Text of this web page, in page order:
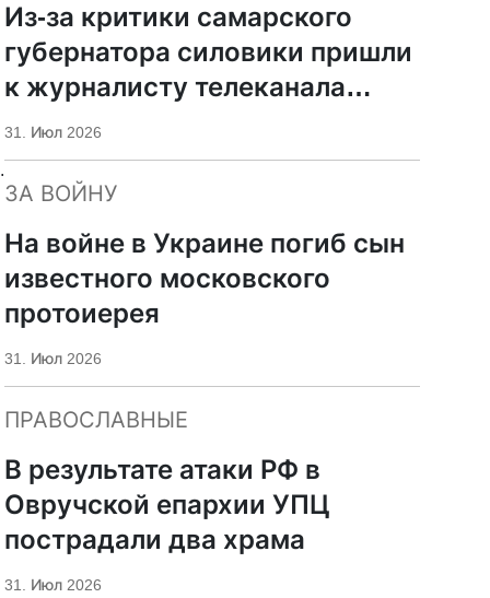
Из-за критики самарского
губернатора силовики пришли
к журналисту телеканала
«Царьград»
31. Июл 2026
ЗА ВОЙНУ
На войне в Украине погиб сын
известного московского
протоиерея
31. Июл 2026
ПРАВОСЛАВНЫЕ
В результате атаки РФ в
Овручской епархии УПЦ
пострадали два храма
31. Июл 2026